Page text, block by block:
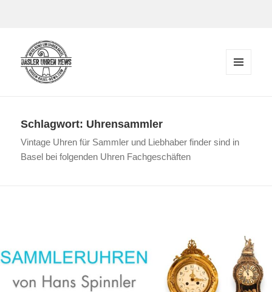
Schlagwort: Uhrensammler
Vintage Uhren für Sammler und Liebhaber finder sind in
Basel bei folgenden Uhren Fachgeschäften